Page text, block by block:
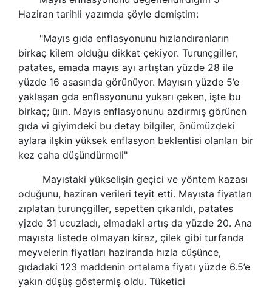
Haziran tarihli yazımda şöyle demiştim:
"Mayıs gıda enflasyonunu hızlandıranların
birkaç kilem olduğu dikkat çekiyor. Turunçgiller,
patates, emada mayıs ayı artıştan yüzde 28 ile
yüzde 16 asasında görünüyor. Mayısın yüzde 5’e
yaklaşan gda enflasyonunu yukarı çeken, işte bu
birkaç; üıın. Mayıs enflasyonunu azdırmış görünen
gıda vi giyimdeki bu detay bilgiler, önümüzdeki
aylara ilşkin yüksek enflasyon beklentisi olanları bir
kez caha düşündürmeli"
Mayıstaki yükselişin geçici ve yöntem kazası
oduğunu, haziran verileri teyit etti. Mayısta fiyatları
zıplatan turunçgiller, sepetten çıkarıldı, patates
yjzde 31 ucuzladı, elmadaki artış da yüzde 20. Ana
mayısta listede olmayan kiraz, çilek gibi turfanda
meyvelerin fiyatları haziranda hızla cüşünce,
gıdadaki 123 maddenin ortalama fiyatı yüzde 6.5’e
yakın düşüş göstermiş oldu. Tüketici